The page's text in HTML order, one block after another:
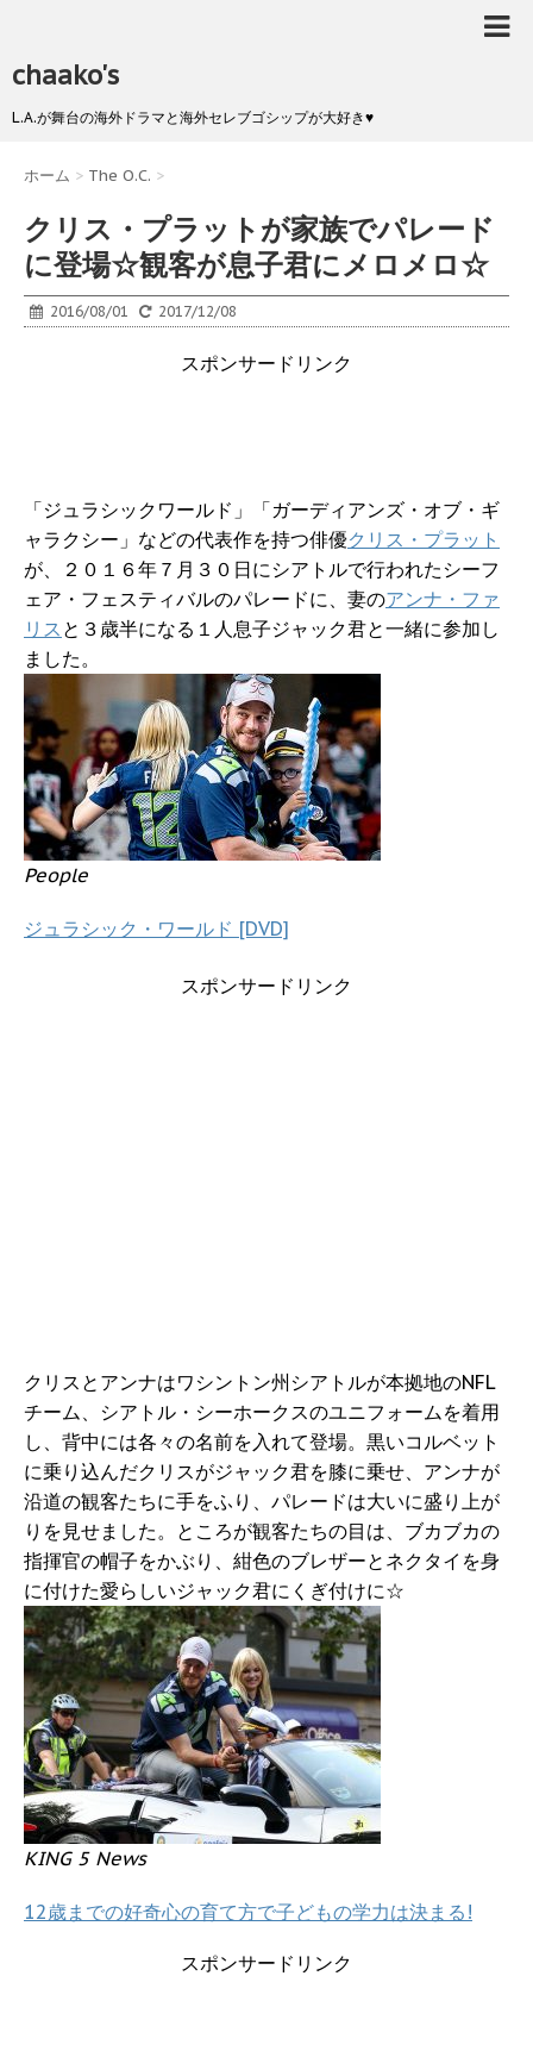
chaako's
L.A.が舞台の海外ドラマと海外セレブゴシップが大好き♥
ホーム > The O.C. >
クリス・プラットが家族でパレード
に登場☆観客が息子君にメロメロ☆
2016/08/01 2017/12/08
スポンサードリンク
「ジュラシックワールド」「ガーディアンズ・オブ・ギ
ャラクシー」などの代表作を持つ俳優クリス・プラット
が、２０１６年７月３０日にシアトルで行われたシーフ
ェア・フェスティバルのパレードに、妻のアンナ・ファ
リス と３歳半になる１人息子ジャック君と一緒に参加し
ました。
People
ジュラシック・ワールド [DVD]
スポンサードリンク
クリスとアンナはワシントン州シアトルが本拠地のNFL
チーム、シアトル・シーホークスのユニフォームを着用
し、背中には各々の名前を入れて登場。黒いコルベット
に乗り込んだクリスがジャック君を膝に乗せ、アンナが
沿道の観客たちに手をふり、パレードは大いに盛り上が
りを見せました。ところが観客たちの目は、ブカブカの
指揮官の帽子をかぶり、紺色のブレザーとネクタイを身
に付けた愛らしいジャック君にくぎ付けに☆
KING 5 News
12歳までの好奇心の育て方で子どもの学力は決まる!
スポンサードリンク